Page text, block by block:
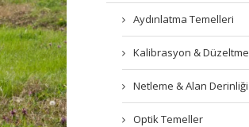
Aydınlatma Temelleri
Kalibrasyon & Düzeltme
Netleme & Alan Derinliği
Optik Temeller